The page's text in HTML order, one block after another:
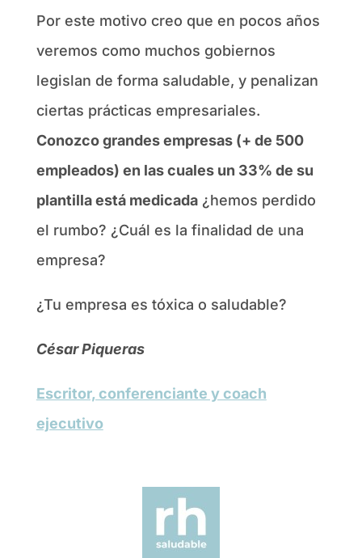
Por este motivo creo que en pocos años
veremos como muchos gobiernos
legislan de forma saludable, y penalizan
ciertas prácticas empresariales.
Conozco grandes empresas (+ de 500
empleados) en las cuales un 33% de su
plantilla está medicada¿hemos perdido
el rumbo? ¿Cuál es la finalidad de una
empresa?
¿Tu empresa es tóxica o saludable?
César Piqueras
Escritor, conferenciante y coach
ejecutivo